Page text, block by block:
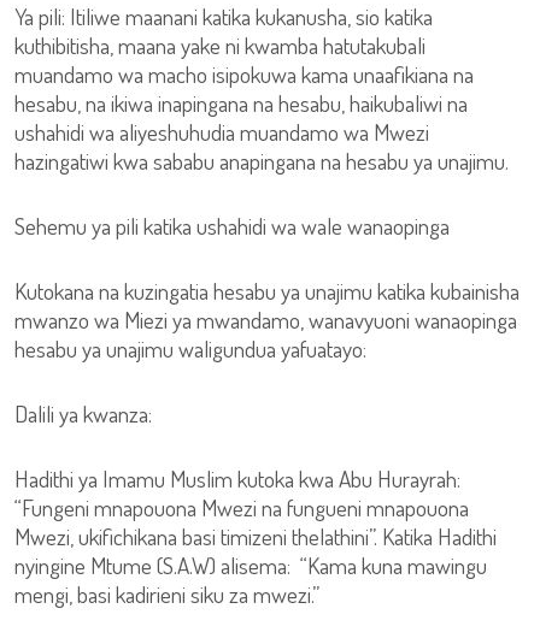
Ya pili: Itiliwe maanani katika kukanusha, sio katika
kuthibitisha, maana yake ni kwamba hatutakubali
muandamo wa macho isipokuwa kama unaafikiana na
hesabu, na ikiwa inapingana na hesabu, haikubaliwi na
ushahidi wa aliyeshuhudia muandamo wa Mwezi
hazingatiwi kwa sababu anapingana na hesabu ya unajimu.
Sehemu ya pili katika ushahidi wa wale wanaopinga
Kutokana na kuzingatia hesabu ya unajimu katika kubainisha
mwanzo wa Miezi ya mwandamo, wanavyuoni wanaopinga
hesabu ya unajimu waligundua yafuatayo:
Dalili ya kwanza:
Hadithi ya Imamu Muslim kutoka kwa Abu Hurayrah:
“Fungeni mnapouona Mwezi na fungueni mnapouona
Mwezi, ukifichikana basi timizeni thelathini”. Katika Hadithi
nyingine Mtume (S.A.W) alisema: “Kama kuna mawingu
mengi, basi kadirieni siku za mwezi.”